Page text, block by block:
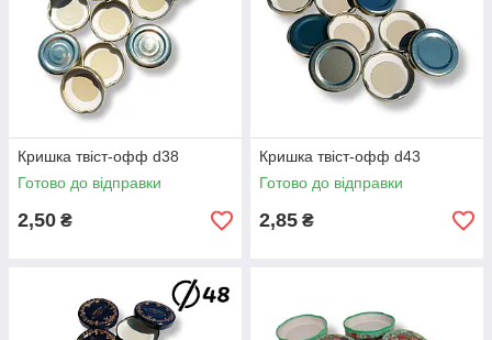
Кришка твіст-офф d38
Готово до відправки
2,50 ₴
Кришка твіст-офф d43
Готово до відправки
2,85 ₴